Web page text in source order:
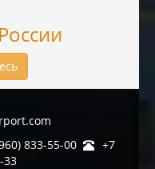
833-55-00
+7
33